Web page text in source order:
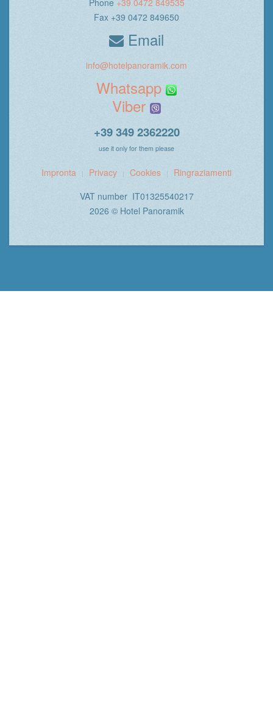
Phone +39 0472 849535
Fax +39 0472 849650
Email
info@hotelpanoramik.com
Whatsapp
Viber
+39 349 2362220
use it only for them please
Impronta Privacy Cookies
Ringraziamenti
VAT number IT01325540217
2026 © Hotel Panoramik